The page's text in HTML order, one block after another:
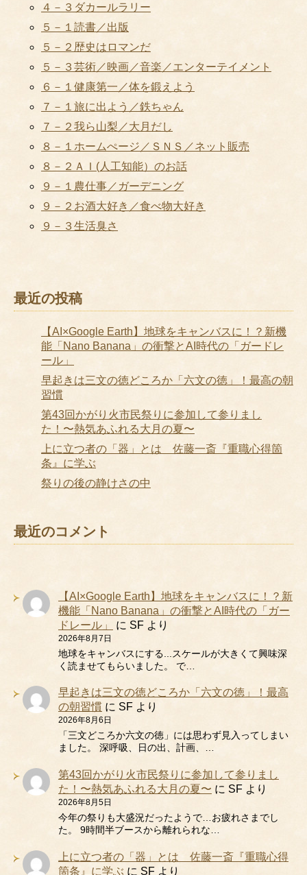
４－３ダカールラリー
５－１読書／出版
５－２歴史はロマンだ
５－３芸術／映画／音楽／エンターテイメント
６－１健康第一／体を鍛えよう
７－１旅に出よう／鉄ちゃん
７－２我ら山梨／大月だし
８－１ホームぺージ／ＳＮＳ／ネット販売
８－２ＡＩ(人工知能）のお話
９－１農仕事／ガーデニング
９－２お酒大好き／食べ物大好き
９－３生活臭さ
最近の投稿
【AI×Google Earth】地球をキャンバスに！？新機
能「Nano Banana」の衝撃とAI時代の「ガードレ
ール」
早起きは三文の徳どころか「六文の徳」！最高の朝
習慣
第43回かがり火市民祭りに参加して参りまし
た！〜熱気あふれる大月の夏〜
上に立つ者の「器」とは 佐藤一斎『重職心得箇
条』に学ぶ
祭りの後の静けさの中
最近のコメント
【AI×Google Earth】地球をキャンバスに！？新
機能「Nano Banana」の衝撃とAI時代の「ガー
ドレール」
に SF より
2026年8月7日
地球をキャンバスにする...スケールが大きくて興味深
く読ませてもらいました。 で…
早起きは三文の徳どころか「六文の徳」！最高
の朝習慣 に SF より
2026年8月6日
「三文どころか六文の徳」には思わず見入ってしまい
ました。 深呼吸、日の出、計画、…
第43回かがり火市民祭りに参加して参りまし
た！〜熱気あふれる大月の夏〜 に SF より
2026年8月5日
今年の祭りも大盛況だったようで…お疲れさまでし
た。 9時間半ブースから離れられな…
上に立つ者の「器」とは 佐藤一斎『重職心得
箇条』に学ぶ に SF より